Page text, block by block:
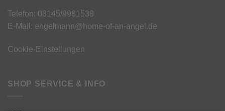
Telefon: 08145/9981538
E-Mail: engelmann@home-of-an-angel.de
Cookie-Einstellungen
SHOP SERVICE & INFO